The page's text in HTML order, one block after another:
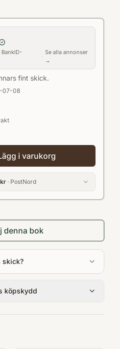
BankID-
·
Se alla annonser
→
fint skick.
07-08
i varukorg
· PostNord
denna bok
skick?
köpskydd